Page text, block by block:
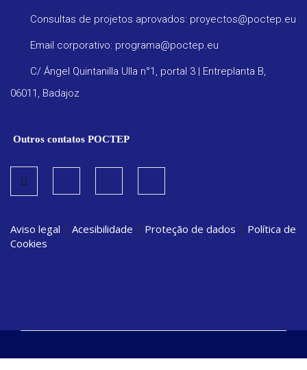
Consultas de projetos aprovados: proyectos@poctep.eu
Email corporativo: programa@poctep.eu
C/ Ángel Quintanilla Ulla n°1, portal 3 | Entreplanta B,
06011, Badajoz
Outros contatos POCTEP
Aviso legal | Acesibilidade | Proteção de dados | Política de
Cookies